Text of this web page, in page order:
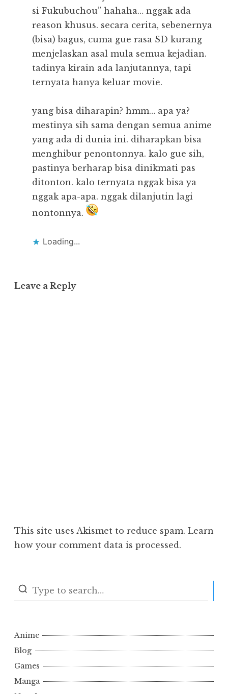
si Fukubuchou” hahaha… nggak ada
reason khusus. secara cerita, sebenernya
(bisa) bagus, cuma gue rasa SD kurang
menjelaskan asal mula semua kejadian.
tadinya kirain ada lanjutannya, tapi
ternyata hanya keluar movie.
yang bisa diharapin? hmm… apa ya?
mestinya sih sama dengan semua anime
yang ada di dunia ini. diharapkan bisa
menghibur penontonnya. kalo gue sih,
pastinya berharap bisa dinikmati pas
ditonton. kalo ternyata nggak bisa ya
nggak apa-apa. nggak dilanjutin lagi
nontonnya.
Loading...
Leave a Reply
This site uses Akismet to reduce spam. Learn
how your comment data is processed.
Anime
Blog
Games
Manga